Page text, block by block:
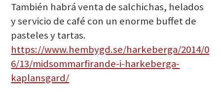
También habrá venta de salchichas, helados
y servicio de café con un enorme buffet de
pasteles y tartas.
https://www.hembygd.se/harkeberga/2014/0
6/13/midsommarfirande-i-harkeberga-
kaplansgard/